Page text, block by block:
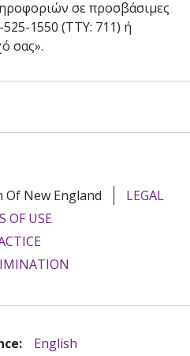
σε προσβάσιμες
1550 (TTY: 711) ή
σας».
New England
LEGAL
OF USE
English